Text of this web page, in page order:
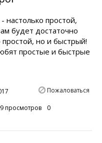
настолько простой,
будет достаточно
но и быстрый!
простые и быстрые
Пожаловаться
просмотров 0